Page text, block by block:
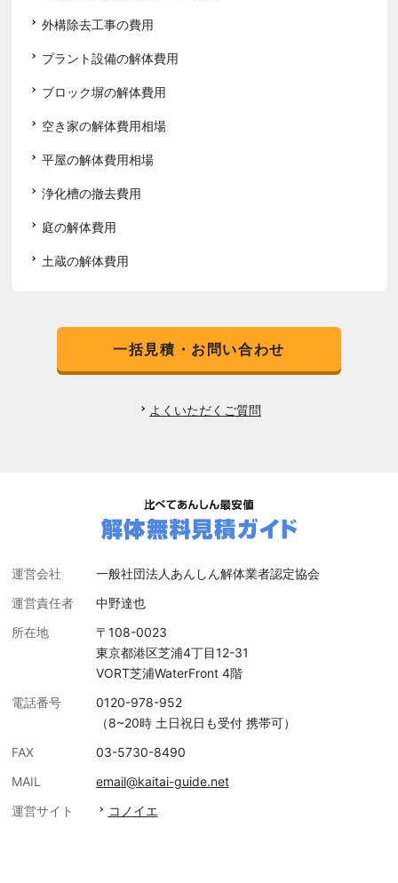
外構除去工事の費用
プラント設備の解体費用
ブロック塀の解体費用
空き家の解体費用相場
平屋の解体費用相場
浄化槽の撤去費用
庭の解体費用
土蔵の解体費用
一括見積・お問い合わせ
よくいただくご質問
運営会社
一般社団法人あんしん解体業者認定協会
運営責任者
中野達也
所在地
〒108-0023
東京都港区芝浦4丁目12-31
VORT芝浦WaterFront 4階
電話番号
0120-978-952
（8~20時 土日祝日も受付 携帯可）
FAX
03-5730-8490
MAIL
email@kaitai-guide.net
運営サイト
コノイエ